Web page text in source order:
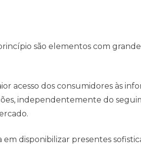
são elementos com
acesso dos consumidores às
independentemente do
em disponibilizar presentes